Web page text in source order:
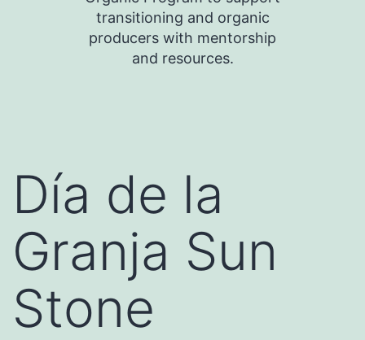
transitioning and organic
producers with mentorship
and resources.
Día de la
Granja Sun
Stone